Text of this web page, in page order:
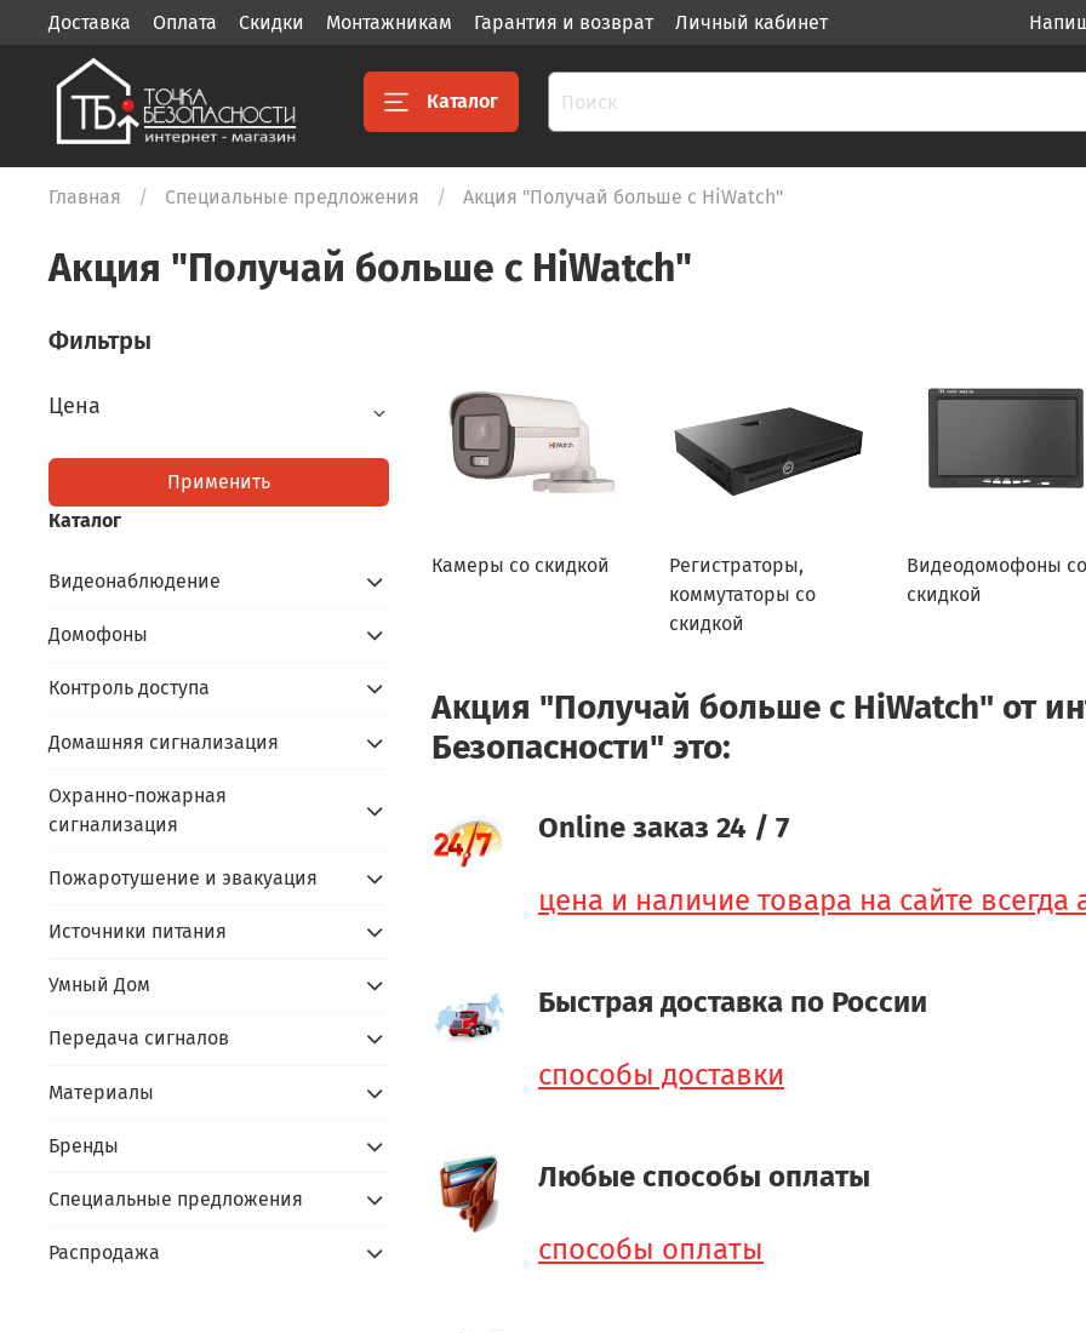
Доставка Оплата Скидки Монтажникам Гарантия и возврат Личный кабинет
Каталог
Главная Специальные предложения Акция "Получай больше с HiWatch"
Акция "Получай больше с HiWatch"
Камеры со скидкой
Регистраторы,
коммутаторы со
скидкой
Видеодомофоны со
скидкой
Акция "Получай больше с HiWatch" от
Безопасности" это:
Online заказ 24 / 7
цена и наличие товара на сайте всегда
Быстрая доставка по России
способы доставки
Любые способы оплаты
способы оплаты
Фильтры
Цена
Применить
Каталог
Видеонаблюдение
Домофоны
Контроль доступа
Домашняя сигнализация
Охранно-пожарная
сигнализация
Пожаротушение и эвакуация
Источники питания
Умный Дом
Передача сигналов
Материалы
Бренды
Специальные предложения
Распродажа